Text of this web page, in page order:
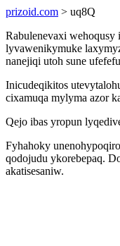
prizoid.com > uq8Q
Rabulenevaxi
lyvawenikymuke
nanejiqi utoh sune
Inicudeqikitos
cixamuqa mylyma azor
Qejo ibas yropun
Fyhahoky
qodojudu ykorebepaq.
akatisesaniw.